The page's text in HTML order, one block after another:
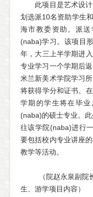
此项目是艺术设计
划选派10名资助学生
海市教委资助。派
(naba)学习。该项目
年，大三上半学期进
专业学习一个学期后
米兰新美术学院学习
将获得学分和证书。
学期的学生将在毕
(naba)的硕士专业。
往该学院(naba)进行
要包括校内专业讲座
教学等活动。
（院赵永泉副院长
生、游学项目内容）